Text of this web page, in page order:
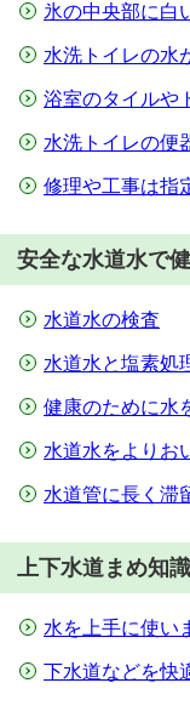
氷の中央部に白
水洗トイレの水
浴室のタイルや
水洗トイレの便
修理や工事は指
安全な水道水で
水道水の検査
水道水と塩素処
健康のために水
水道水をよりお
水道管に長く滞
上下水道まめ知識
水を上手に使い
下水道などを快